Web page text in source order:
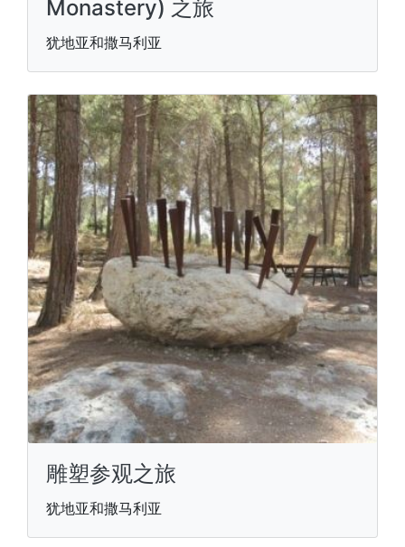
Monastery) 之旅
犹地亚和撒马利亚
雕塑参观之旅
犹地亚和撒马利亚